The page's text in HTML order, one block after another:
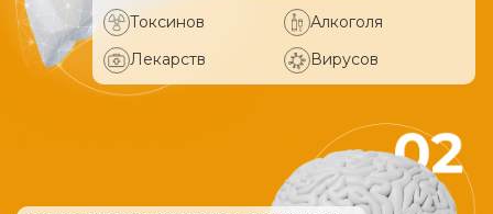
Токсинов
Алкоголя
Лекарств
Вирусов